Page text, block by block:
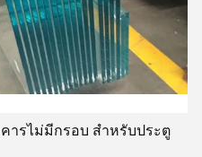
ารไม่มีกรอบ สําหรับประตู